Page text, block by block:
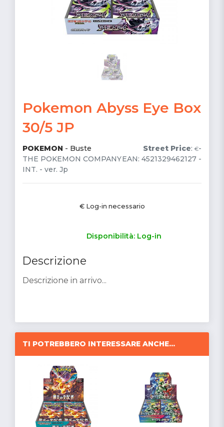
Pokemon Abyss Eye Box
30/5 JP
Street Price: €-
POKEMON - Buste
EAN: 4521329462127 -
THE POKEMON COMPANY
INT. - ver. Jp
€ Log-in necessario
Disponibilità: Log-in
Descrizione
Descrizione in arrivo...
TI POTREBBERO INTERESSARE ANCHE...